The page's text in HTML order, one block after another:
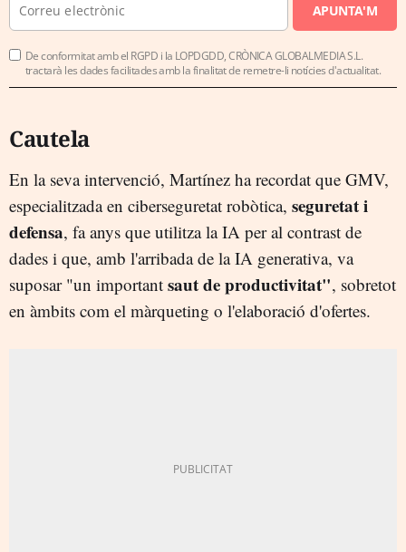
APUNTA'M
De conformitat amb el RGPD i la LOPDGDD, CRÒNICA GLOBALMEDIA S.L.
tractarà les dades facilitades amb la finalitat de remetre-li notícies d'actualitat.
Cautela
En la seva intervenció, Martínez ha recordat que GMV,
especialitzada en ciberseguretat robòtica, seguretat i
defensa, fa anys que utilitza la IA per al contrast de
dades i que, amb l'arribada de la IA generativa, va
suposar "un important saut de productivitat", sobretot
en àmbits com el màrqueting o l'elaboració d'ofertes.